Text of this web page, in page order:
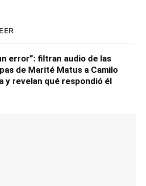
error”: filtran audio de las
de Marité Matus a Camilo
y revelan qué respondió él